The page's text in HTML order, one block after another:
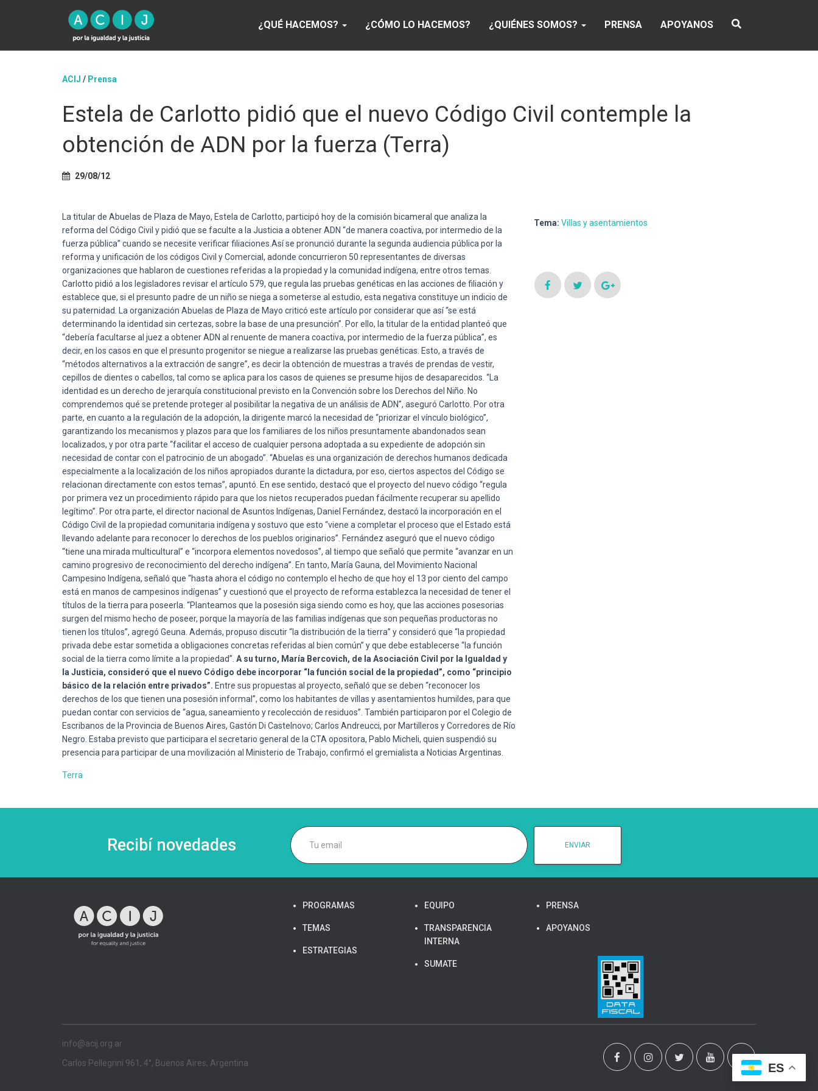
¿QUÉ HACEMOS? ¿CÓMO LO HACEMOS? ¿QUIÉNES SOMOS? PRENSA APOYANOS
ACIJ / Prensa
Estela de Carlotto pidió que el nuevo Código Civil contemple la
obtención de ADN por la fuerza (Terra)
29/08/12
La titular de Abuelas de Plaza de Mayo, Estela de Carlotto, participó hoy de la comisión bicameral que analiza la
reforma del Código Civil y pidió que se faculte a la Justicia a obtener ADN “de manera coactiva, por intermedio de la
fuerza pública” cuando se necesite verificar filiaciones. Así se pronunció durante la segunda audiencia pública por la
reforma y unificación de los códigos Civil y Comercial, adonde concurrieron 50 representantes de diversas
organizaciones que hablaron de cuestiones referidas a la propiedad y la comunidad indígena, entre otros temas.
Carlotto pidió a los legisladores revisar el artículo 579, que regula las pruebas genéticas en las acciones de filiación y
establece que, si el presunto padre de un niño se niega a someterse al estudio, esta negativa constituye un indicio de
su paternidad. La organización Abuelas de Plaza de Mayo criticó este artículo por considerar que así “se está
determinando la identidad sin certezas, sobre la base de una presunción”. Por ello, la titular de la entidad planteó que
“debería facultarse al juez a obtener ADN al renuente de manera coactiva, por intermedio de la fuerza pública”, es
decir, en los casos en que el presunto progenitor se niegue a realizarse las pruebas genéticas. Esto, a través de
“métodos alternativos a la extracción de sangre”, es decir la obtención de muestras a través de prendas de vestir,
cepillos de dientes o cabellos, tal como se aplica para los casos de quienes se presume hijos de desaparecidos. “La
identidad es un derecho de jerarquía constitucional previsto en la Convención sobre los Derechos del Niño. No
comprendemos qué se pretende proteger al posibilitar la negativa de un análisis de ADN”, aseguró Carlotto. Por otra
parte, en cuanto a la regulación de la adopción, la dirigente marcó la necesidad de “priorizar el vínculo biológico”,
garantizando los mecanismos y plazos para que los familiares de los niños presuntamente abandonados sean
localizados, y por otra parte “facilitar el acceso de cualquier persona adoptada a su expediente de adopción sin
necesidad de contar con el patrocinio de un abogado”. “Abuelas es una organización de derechos humanos dedicada
especialmente a la localización de los niños apropiados durante la dictadura, por eso, ciertos aspectos del Código se
relacionan directamente con estos temas”, apuntó. En ese sentido, destacó que el proyecto del nuevo código “regula
por primera vez un procedimiento rápido para que los nietos recuperados puedan fácilmente recuperar su apellido
legítimo”. Por otra parte, el director nacional de Asuntos Indígenas, Daniel Fernández, destacó la incorporación en el
Código Civil de la propiedad comunitaria indígena y sostuvo que esto “viene a completar el proceso que el Estado está
llevando adelante para reconocer lo derechos de los pueblos originarios”. Fernández aseguró que el nuevo código
“tiene una mirada multicultural” e “incorpora elementos novedosos”, al tiempo que señaló que permite “avanzar en un
camino progresivo de reconocimiento del derecho indígena”. En tanto, María Gauna, del Movimiento Nacional
Campesino Indígena, señaló que “hasta ahora el código no contemplo el hecho de que hoy el 13 por ciento del campo
está en manos de campesinos indígenas” y cuestionó que el proyecto de reforma establezca la necesidad de tener el
títulos de la tierra para poseerla. “Planteamos que la posesión siga siendo como es hoy, que las acciones posesorias
surgen del mismo hecho de poseer, porque la mayoría de las familias indígenas que son pequeñas productoras no
tienen los títulos”, agregó Geuna. Además, propuso discutir “la distribución de la tierra” y consideró que “la propiedad
privada debe estar sometida a obligaciones concretas referidas al bien común” y que debe establecerse “la función
social de la tierra como límite a la propiedad”. A su turno, María Bercovich, de la Asociación Civil por la Igualdad y
la Justicia, consideró que el nuevo Código debe incorporar “la función social de la propiedad”, como “principio
básico de la relación entre privados”. Entre sus propuestas al proyecto, señaló que se deben “reconocer los
derechos de los que tienen una posesión informal”, como los habitantes de villas y asentamientos humildes, para que
puedan contar con servicios de “agua, saneamiento y recolección de residuos”. También participaron por el Colegio de
Escribanos de la Provincia de Buenos Aires, Gastón Di Castelnovo; Carlos Andreucci, por Martilleros y Corredores de Río
Negro. Estaba previsto que participara el secretario general de la CTA opositora, Pablo Micheli, quien suspendió su
presencia para participar de una movilización al Ministerio de Trabajo, confirmó el gremialista a Noticias Argentinas.
Terra
Tema: Villas y asentamientos
Recibí novedades
PROGRAMAS
TEMAS
ESTRATEGIAS
EQUIPO
TRANSPARENCIA
INTERNA
SUMATE
PRENSA
APOYANOS
info@acij.org.ar
Carlos Pellegrini 961, 4°, Buenos Aires, Argentina.
ES